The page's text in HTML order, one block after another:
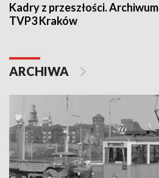
Kadry z przeszłości. Archiwum
TVP3 Kraków
ARCHIWA